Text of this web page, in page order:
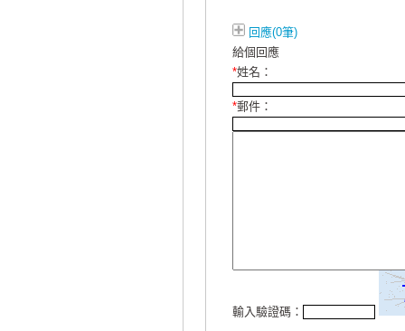
回應(0筆)
給個回應
*姓名：
*郵件：
輸入驗證碼：